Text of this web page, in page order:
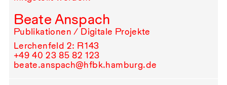
Beate Anspach
Publikationen / Digitale Projekte
Lerchenfeld 2: R⁠ ⁠143
+49⁠ ⁠40⁠ ⁠23⁠ ⁠85⁠ ⁠82⁠ ⁠123
beate.anspach@hfbk.hamburg.de